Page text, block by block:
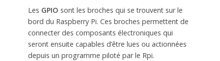
Les GPIO sont les broches qui se trouvent sur le
bord du Raspberry Pi. Ces broches permettent de
connecter des composants électroniques qui
seront ensuite capables d’être lues ou actionnées
depuis un programme piloté par le Rpi.